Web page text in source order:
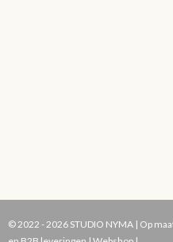
© 2022 - 2026 STUDIO NYMA | Op